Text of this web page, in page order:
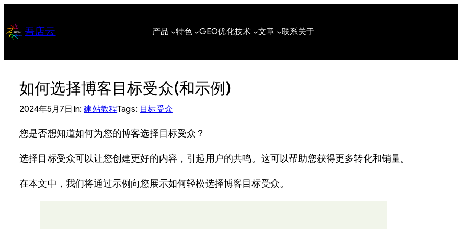
至
内
容
吾店云 产品 特色 GEO优化技术 文章 联系关于
如何选择博客目标受众(和示例)
2024年5月7日 In:建站教程Tags: 目标受众
您是否想知道如何为您的博客选择目标受众？
选择目标受众可以让您创建更好的内容，引起用户的共鸣。这可以帮助您获得更多转化和销量。
在本文中，我们将通过示例向您展示如何轻松选择博客目标受众。